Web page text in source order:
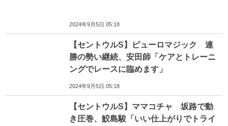
2024年9月5日 05:18
【セントウルS】ピューロマジック 連
勝の勢い継続、安田師「ケアとトレーニ
ングでレースに臨めます」
2024年9月5日 05:18
【セントウルS】ママコチャ 坂路で動
き圧巻、鮫島駿「いい仕上がりでトライ